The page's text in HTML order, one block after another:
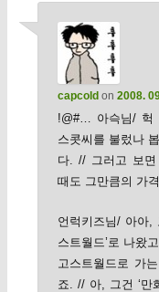
capcoldon 2008.
!@#… 아슥님/ 헉
스콧씨를 불렀나
다. // 그러고 보면
때도 그만큼의 가
언럭키즈님/ 아아,
스트월드’로 나왔
고스트월드로 가
죠. // 아, 그건 ‘만